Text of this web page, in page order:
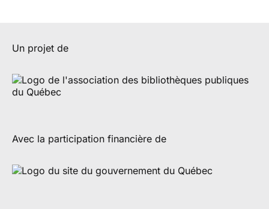
Un projet de
Avec la participation financière de